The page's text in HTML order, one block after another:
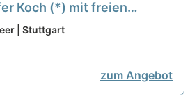
Koch (*) mit freien
in Stuttgart at
| Stuttgart
zum Angebot